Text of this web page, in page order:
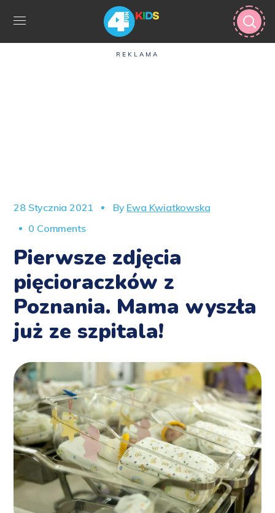
REKLAMA
28 Stycznia 2021 By Ewa Kwiatkowska
0 Comments
Pierwsze zdjęcia
pięcioraczków z
Poznania. Mama wyszła
już ze szpitala!